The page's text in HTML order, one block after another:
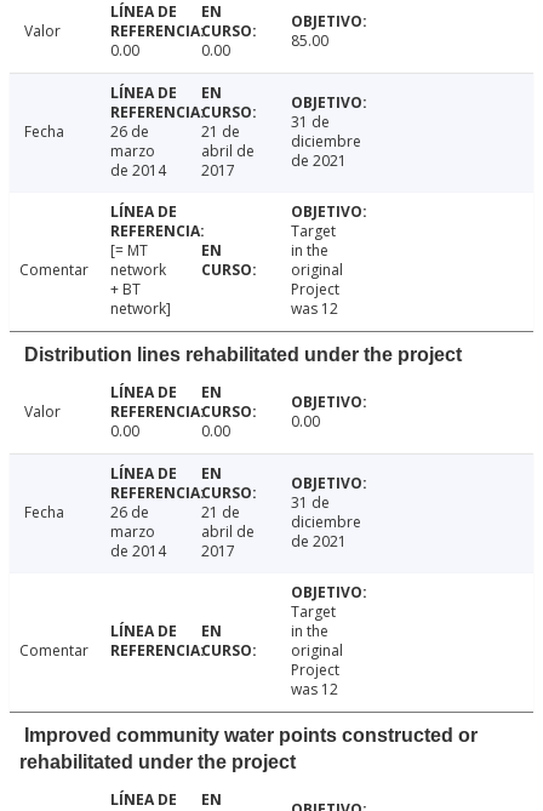
Valor
0.00
0.00 85.00
Fecha
26 de
marzo
de 2014
21 de
abril de
2017
31 de
diciembre
de 2021
Comentar
[= MT
network
+ BT
network]
Target
in the
original
Project
was 12
Distribution lines rehabilitated under the project
Valor
0.00
0.00 0.00
Fecha
26 de
marzo
de 2014
21 de
abril de
2017
31 de
diciembre
de 2021
Comentar
Target
in the
original
Project
was 12
Improved community water points constructed or
rehabilitated under the project